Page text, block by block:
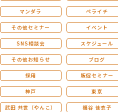
マンダラ ペライチ
その他セミナー イベント
SNS相談会 スケジュール
その他お知らせ ブログ
採用 販促セミナー
神戸 東京
武田 共世（やんこ） 福谷 佳衣子